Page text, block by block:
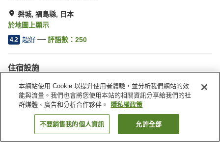
磐城, 福島縣, 日本
於地圖上顯示
4.2 超好 評語數： 250
住宿設施
館內有溫泉
指定吸菸區
自動販賣機
商店
找客房
本網站使用 Cookie 以提升使用者體驗，並分析我們網站的效
能與流量。我們也會將您使用本站的相關資訊分享給我們的社
群媒體、廣告和分析合作夥伴。
隱私權政策
不要銷售我的個人資訊 允許全部